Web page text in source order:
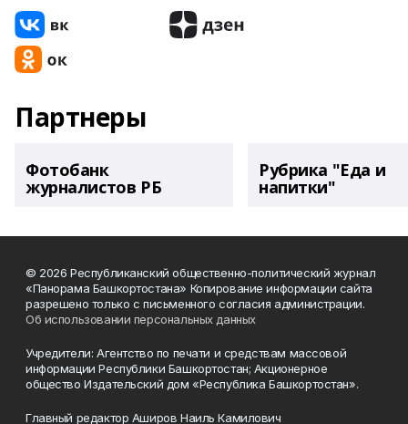
Партнеры
Фотобанк
журналистов РБ
Рубрика "Еда и
напитки"
© 2026 Республиканский общественно-политический журнал
«Панорама Башкортостана» Копирование информации сайта
разрешено только с письменного согласия администрации.
Об использовании персональных данных
Учредители: Агентство по печати и средствам массовой
информации Республики Башкортостан; Акционерное
общество Издательский дом «Республика Башкортостан».
Главный редактор Аширов Наиль Камилович